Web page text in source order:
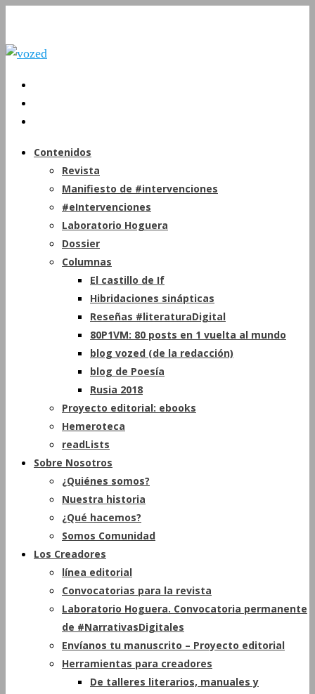
Contenidos
Revista
Manifiesto de #intervenciones
#eIntervenciones
Laboratorio Hoguera
Dossier
Columnas
El castillo de If
Hibridaciones sinápticas
Reseñas #literaturaDigital
80P1VM: 80 posts en 1 vuelta al mundo
blog vozed (de la redacción)
blog de Poesía
Rusia 2018
Proyecto editorial: ebooks
Hemeroteca
readLists
Sobre Nosotros
¿Quiénes somos?
Nuestra historia
¿Qué hacemos?
Somos Comunidad
Los Creadores
línea editorial
Convocatorias para la revista
Laboratorio Hoguera. Convocatoria permanente
de #NarrativasDigitales
Envíanos tu manuscrito – Proyecto editorial
Herramientas para creadores
De talleres literarios, manuales y